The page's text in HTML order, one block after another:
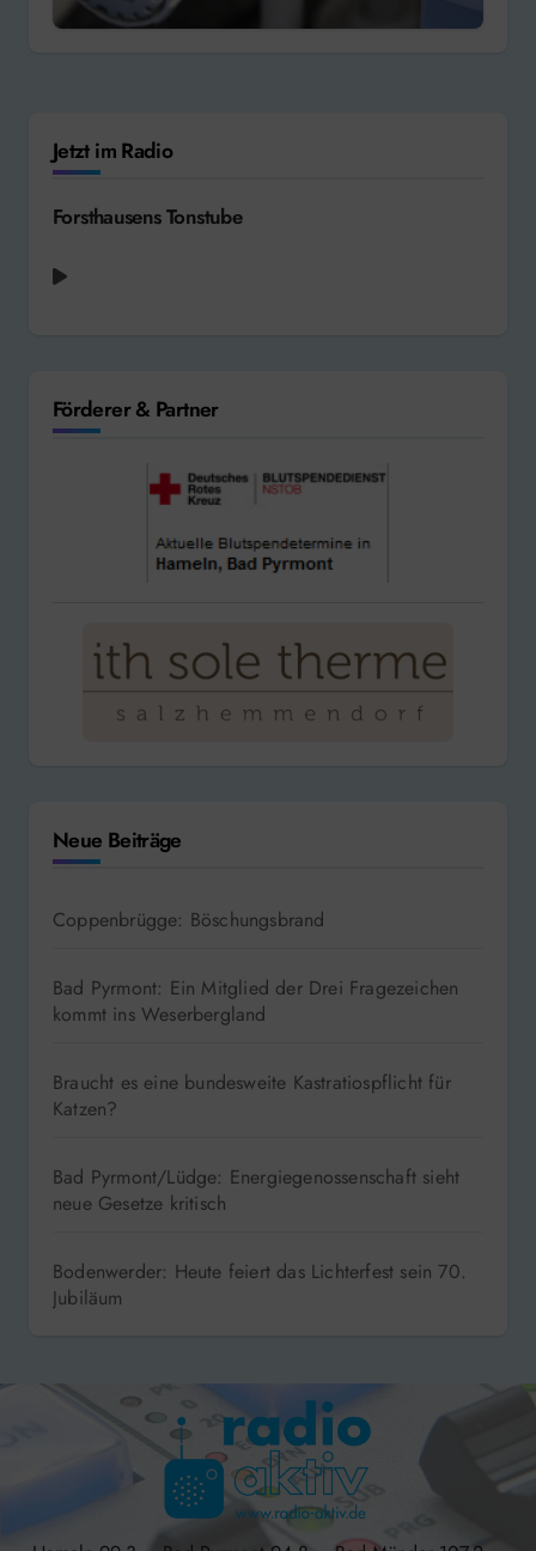
Jetzt im Radio
Forsthausens Tonstube
Förderer & Partner
Neue Beiträge
Coppenbrügge: Böschungsbrand
Bad Pyrmont: Ein Mitglied der Drei Fragezeichen
kommt ins Weserbergland
Braucht es eine bundesweite Kastratiospflicht für
Katzen?
Bad Pyrmont/Lüdge: Energiegenossenschaft sieht
neue Gesetze kritisch
Bodenwerder: Heute feiert das Lichterfest sein 70.
Jubiläum